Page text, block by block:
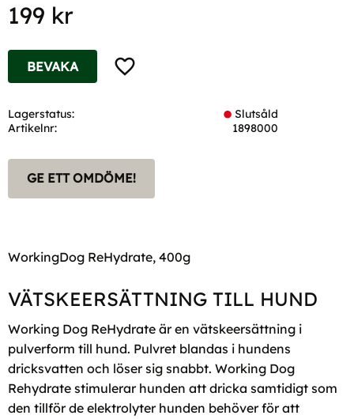
199 kr
Lägg till i favoriter
BEVAKA
Lagerstatus
Slutsåld
Artikelnr
1898000
GE ETT OMDÖME!
WorkingDog ReHydrate, 400g
VÄTSKEERSÄTTNING TILL HUND
Working Dog ReHydrate är en vätskeersättning i
pulverform till hund. Pulvret blandas i hundens
dricksvatten och löser sig snabbt. Working Dog
Rehydrate stimulerar hunden att dricka samtidigt som
den tillför de elektrolyter hunden behöver för att